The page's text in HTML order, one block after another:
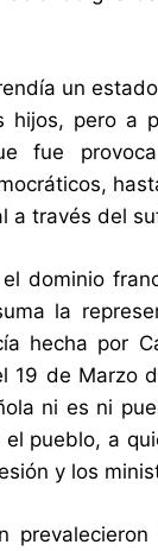
un
hijos, pero a
fue
a través del
dominio
la
hecha por
19 de Marzo
ni es ni
el pueblo, a
y los